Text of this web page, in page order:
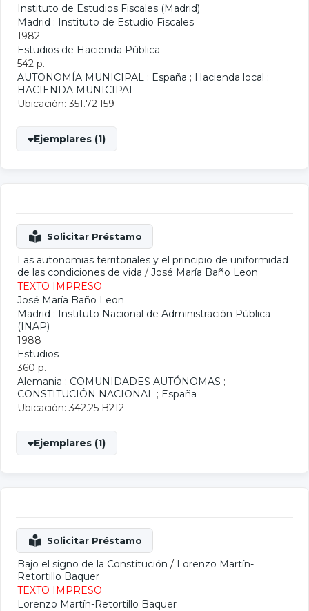
Instituto de Estudios Fiscales (Madrid)
Madrid : Instituto de Estudio Fiscales
1982
Estudios de Hacienda Pública
542 p.
AUTONOMÍA MUNICIPAL ; España ; Hacienda local ;
HACIENDA MUNICIPAL
Ubicación: 351.72 I59
Ejemplares (1)
Las autonomias territoriales y el principio de uniformidad
de las condiciones de vida / José María Baño Leon
TEXTO IMPRESO
José María Baño Leon
Madrid : Instituto Nacional de Administración Pública
(INAP)
1988
Estudios
360 p.
Alemania ; COMUNIDADES AUTÓNOMAS ;
CONSTITUCIÓN NACIONAL ; España
Ubicación: 342.25 B212
Ejemplares (1)
Bajo el signo de la Constitución / Lorenzo Martín-
Retortillo Baquer
TEXTO IMPRESO
Lorenzo Martín-Retortillo Baquer